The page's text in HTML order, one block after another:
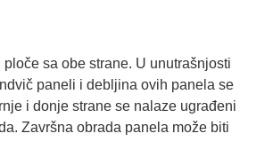
sa obe strane. U unutrašnjosti
paneli i debljina ovih panela se
i donje strane se nalaze ugrađeni
Završna obrada panela može biti